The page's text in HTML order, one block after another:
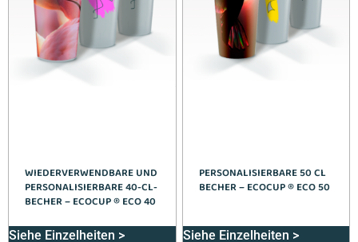
WIEDERVERWENDBARE UND
PERSONALISIERBARE 40-CL-
BECHER – ECOCUP ® ECO 40
Siehe Einzelheiten >
PERSONALISIERBARE 50 CL
BECHER – ECOCUP ® ECO 50
Siehe Einzelheiten >